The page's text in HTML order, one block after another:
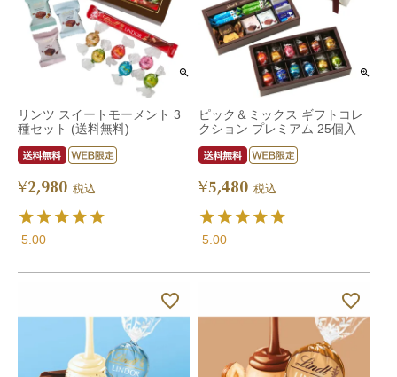
リンツ スイートモーメント 3
種セット (送料無料)
¥2,980 税込
5.00
ピック＆ミックス ギフトコレ
クション プレミアム 25個入
¥5,480 税込
5.00